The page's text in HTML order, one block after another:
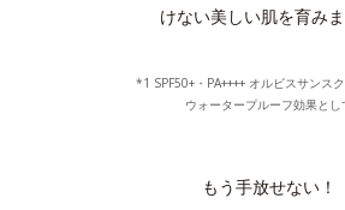
けない美しい肌を育みま
*1 SPF50+・PA++++ オルビスサンス
ウォータープルーフ効果とし
もう手放せない！